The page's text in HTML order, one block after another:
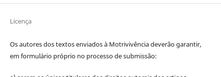
Licença
Os autores dos textos enviados à Motrivivência deverão garantir,
em formulário próprio no processo de submissão: